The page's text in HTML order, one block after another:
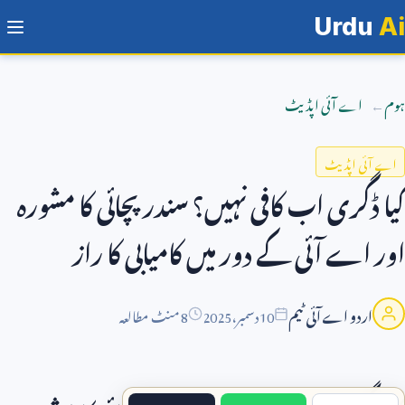
Urdu Ai
ہوم اے آئی اپڈیٹ
اے آئی اپڈیٹ
کیا ڈگری اب کافی نہیں؟ سندر پچائی کا مشورہ
اور اے آئی کے دور میں کامیابی کا راز
اردو اے آئی ٹیم 10دسمبر،2025 8 منٹ مطالعہ